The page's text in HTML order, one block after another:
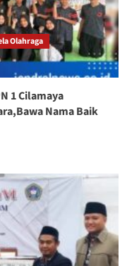
Olahraga
1 Cilamaya
Nama Baik